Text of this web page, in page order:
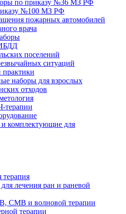
по приказу №36 МЗ РФ
№100 МЗ РФ
пожарных автомобилей
врача
поселений
ситуаций
наборы для взрослых
отходов
терапии
комплектующие для
терапия
лечения ран и раневой
СМВ и волновой терапии
терапии